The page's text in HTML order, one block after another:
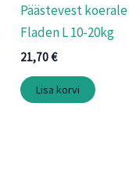
Päästevest koerale
Fladen L 10-20kg
21,70€
Lisa korvi